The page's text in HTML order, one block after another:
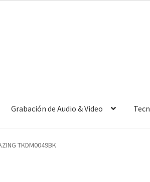
Grabación de Audio & Video
TKDM0049BK